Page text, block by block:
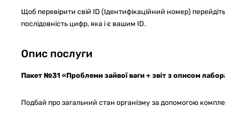
Щоб перевірити свій ID (Ідентифікаційний номер)
послідовність цифр, яка і є вашим ID.
Опис послуги
Пакет №31 «Проблеми зайвої ваги + звіт з описом
Подбай про загальний стан організму за допомогою